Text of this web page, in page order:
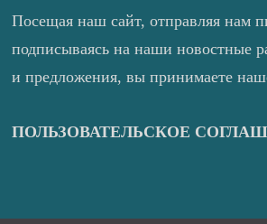
Посещая наш сайт, отправляя нам
подписываясь на наши новостные
и предложения, вы принимаете
ПОЛЬЗОВАТЕЛЬСКОЕ